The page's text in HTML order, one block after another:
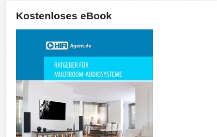
Kostenloses eBook